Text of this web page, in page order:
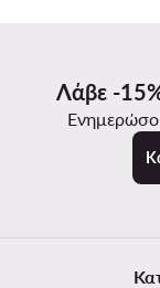
Λάβε -